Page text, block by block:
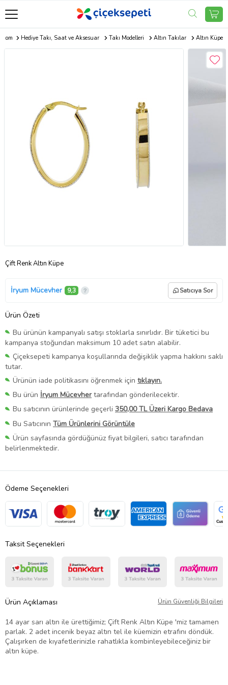
Hediye Takı, Saat ve Aksesuar Takı Modelleri Altın Takılar Altın Küpe
Çift Renk Altın Küpe
İryum Mücevher 9,3 Satıcıya Sor
Ürün Özeti
Bu ürünün kampanyalı satışı stoklarla sınırlıdır. Bir tüketici bu
kampanya stoğundan maksimum 10 adet satın alabilir.
Çiçeksepeti kampanya koşullarında değişiklik yapma hakkını saklı
tutar.
Ürünün iade politikasını öğrenmek için tıklayın.
Bu ürün İryum Mücevher tarafından gönderilecektir.
Bu satıcının ürünlerinde geçerli 350,00 TL Üzeri Kargo Bedava
Bu Satıcının Tüm Ürünlerini Görüntüle
Ürün sayfasında gördüğünüz fiyat bilgileri, satıcı tarafından
belirlenmektedir.
Ödeme Seçenekleri
Taksit Seçenekleri
Ürün Açıklaması Ürün Güvenliği Bilgileri
14 ayar sarı altın ile ürettiğimiz; Çift Renk Altın Küpe 'miz tamamen
parlak. 2 adet incenik beyaz altın tel ile küemizin etrafını döndük.
Çalışırken de kıyafetlerinizle rahatlıkla kombinleyebileceğiniz bir
altın küpe.